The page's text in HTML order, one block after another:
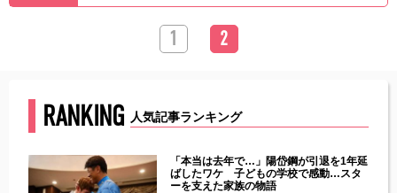
1 2
RANKING 人気記事ランキング
「本当は去年で…」陽岱鋼が引退を1年延
ばしたワケ 子どもの学校で感動…スタ
ーを支えた家族の物語